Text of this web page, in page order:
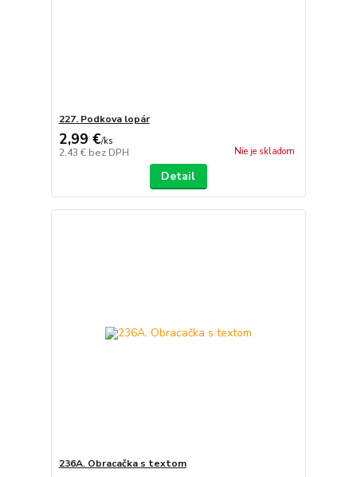
227. Podkova lopár
2,99 €/ks
2,43 € bez DPH Nie je skladom
Detail
236A. Obracačka s textom